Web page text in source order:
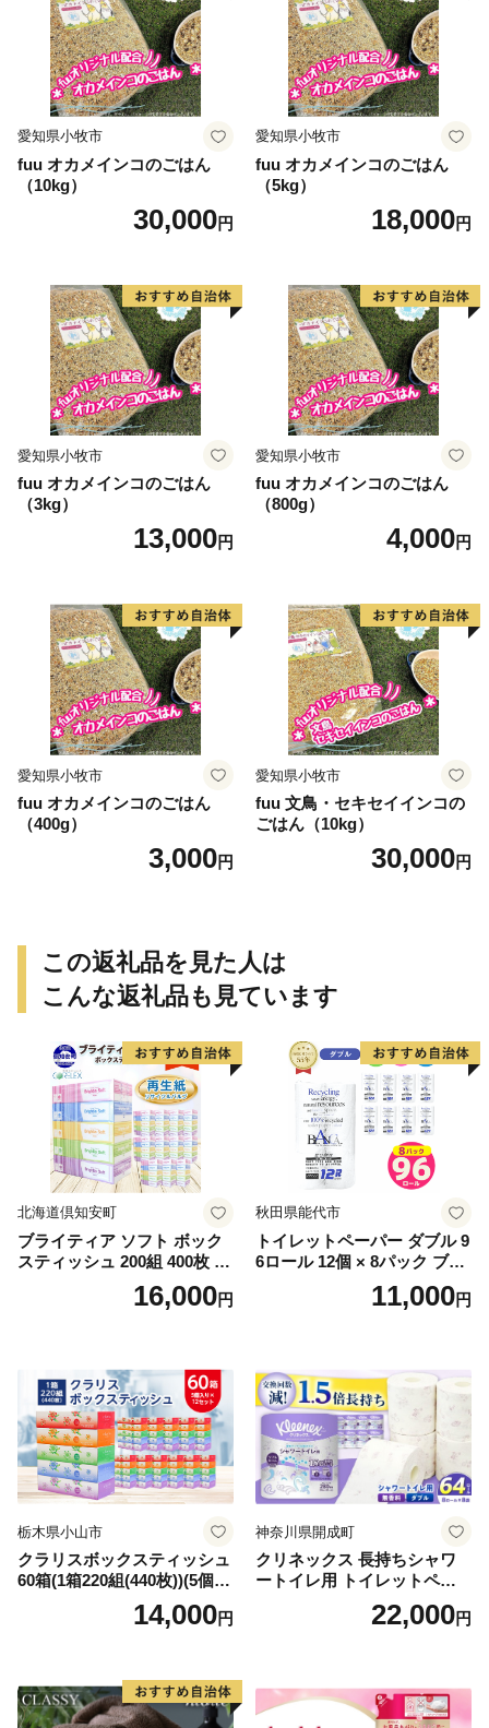
愛知県小牧市
fuu オカメインコのごはん
（10kg）
30,000円
愛知県小牧市
fuu オカメインコのごはん
（5kg）
18,000円
愛知県小牧市
fuu オカメインコのごはん
（3kg）
13,000円
愛知県小牧市
fuu オカメインコのごはん
（800g）
4,000円
愛知県小牧市
fuu オカメインコのごはん
（400g）
3,000円
愛知県小牧市
fuu 文鳥・セキセイインコの
ごはん（10kg）
30,000円
この返礼品を見た人は
こんな返礼品も見ています
北海道倶知安町
ブライティア ソフト ボック
スティッシュ 200組 400枚 60
箱 日本製 まとめ買い ティッ
シュ リサイクル 長持 防災 常
倶知安町 日用品
16,000円
秋田県能代市
トイレットペーパー ダブル 9
6ロール 12個 × 8パック ブラ
ンカ 再生紙 100％ 芯あり 日
用品 消耗品 無香料 生活用品
11,000円
栃木県小山市
クラリスボックスティッシュ
60箱(1箱220組(440枚))(5個入
り×12セット)【1256759】
14,000円
神奈川県開成町
クリネックス 長持ちシャワ
ートイレ用 トイレットペー
パー（ダブル）64ロール(8ロ
ール×8パック) 開成町 トイレ
蓄 防災 エコ 消耗品 生活雑貨
生活用品 無香料 トイレット
22,000円